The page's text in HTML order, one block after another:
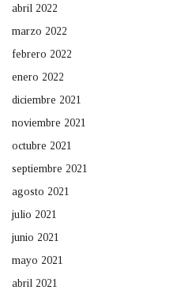
abril 2022
marzo 2022
febrero 2022
enero 2022
diciembre 2021
noviembre 2021
octubre 2021
septiembre 2021
agosto 2021
julio 2021
junio 2021
mayo 2021
abril 2021